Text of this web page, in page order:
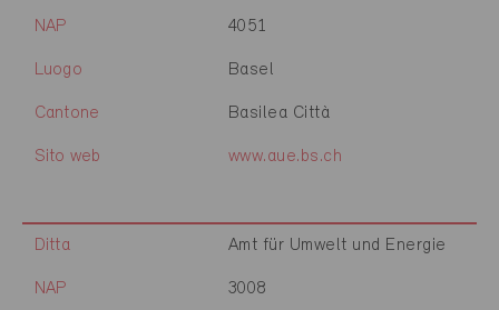
NAP 4051
Luogo Basel
Cantone Basilea Città
Sito web www.aue.bs.ch
Ditta Amt für Umwelt und Energie
NAP 3008